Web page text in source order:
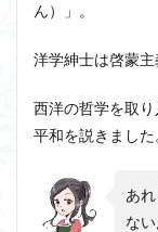
ん）」。
洋学紳士は啓蒙主
西洋の哲学を取
平和を説きました
あ
な